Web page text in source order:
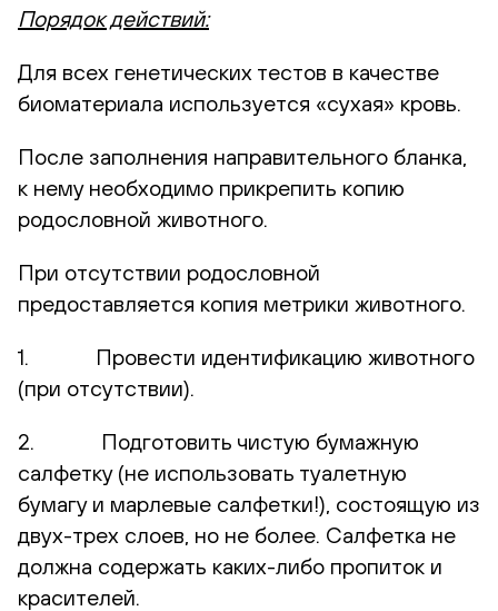
Порядок действий:
Для всех генетических тестов в качестве
биоматериала используется «сухая» кровь.
После заполнения направительного бланка,
к нему необходимо прикрепить копию
родословной животного.
При отсутствии родословной
предоставляется копия метрики животного.
1. Провести идентификацию животного
(при отсутствии).
2. Подготовить чистую бумажную
салфетку (не использовать туалетную
бумагу и марлевые салфетки!), состоящую из
двух-трех слоев, но не более. Салфетка не
должна содержать каких-либо пропиток и
красителей.